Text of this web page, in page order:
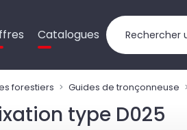
Catalogues
forestiers Guides de tronçonneuse
type D025